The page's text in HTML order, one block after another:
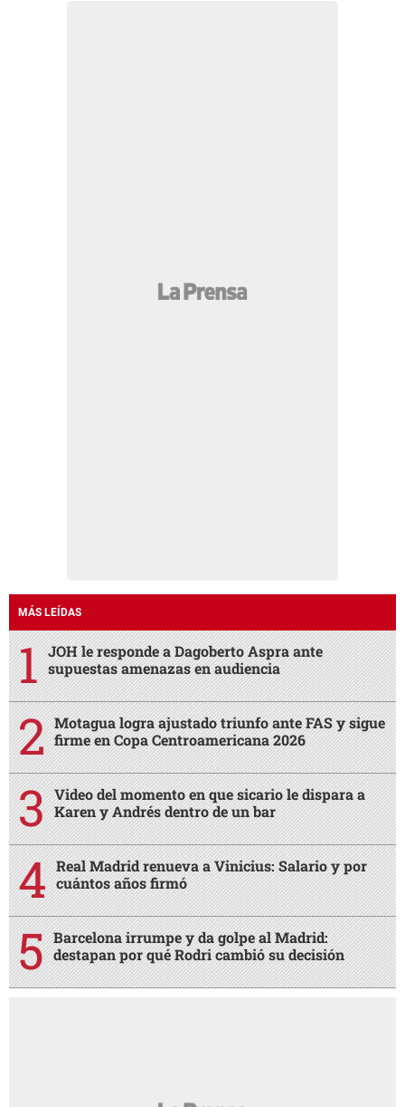
MÁS LEÍDAS
JOH le responde a Dagoberto Aspra ante
supuestas amenazas en audiencia
Motagua logra ajustado triunfo ante FAS y sigue
firme en Copa Centroamericana 2026
Video del momento en que sicario le dispara a
Karen y Andrés dentro de un bar
Real Madrid renueva a Vinicius: Salario y por
cuántos años firmó
Barcelona irrumpe y da golpe al Madrid:
destapan por qué Rodri cambió su decisión